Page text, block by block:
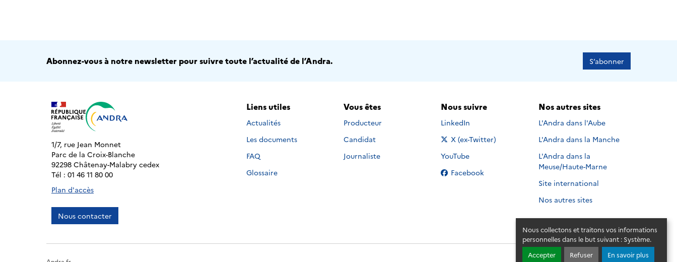
Nous collectons et traitons vos informations
personnelles dans le but suivant : Système.
Accepter
Refuser En savoir plus
Abonnez-vous à notre newsletter pour suivre toute l’actualité de l’Andra. S’abonner
1/7, rue Jean Monnet
Parc de la Croix-Blanche
92298 Châtenay-Malabry cedex
Tél : 01 46 11 80 00
Plan d'accès
Nous contacter
Liens utiles
Actualités
Les documents
FAQ
Glossaire
Vous êtes
Producteur
Candidat
Journaliste
Nous suivre
Nous suivre sur
LinkedIn
Nous suivre sur
X (ex-Twitter)
Nous suivre sur
YouTube
Nous suivre sur
Facebook
Nos autres sites
L'Andra dans l'Aube
L'Andra dans la Manche
L'Andra dans la
Meuse/Haute-Marne
Site international
Nos autres sites